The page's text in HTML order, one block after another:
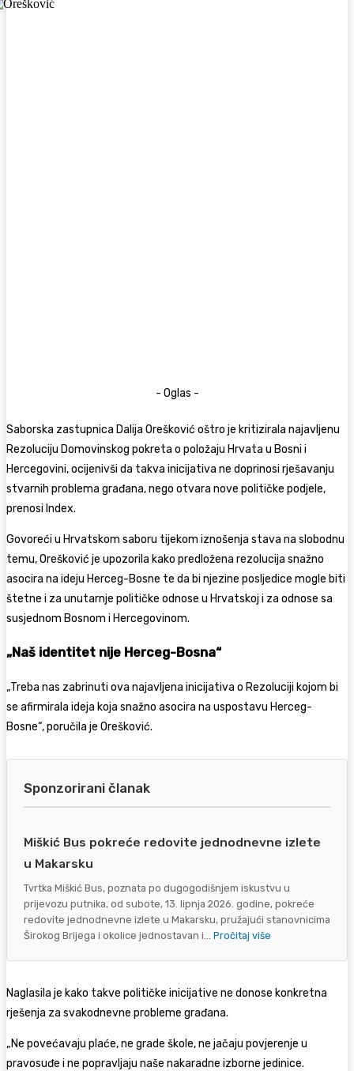
- Oglas -
Saborska zastupnica Dalija Orešković oštro je kritizirala najavljenu
Rezoluciju Domovinskog pokreta o položaju Hrvata u Bosni i
Hercegovini, ocijenivši da takva inicijativa ne doprinosi rješavanju
stvarnih problema građana, nego otvara nove političke podjele,
prenosi Index.
Govoreći u Hrvatskom saboru tijekom iznošenja stava na slobodnu
temu, Orešković je upozorila kako predložena rezolucija snažno
asocira na ideju Herceg-Bosne te da bi njezine posljedice mogle biti
štetne i za unutarnje političke odnose u Hrvatskoj i za odnose sa
susjednom Bosnom i Hercegovinom.
„Naš identitet nije Herceg-Bosna“
„Treba nas zabrinuti ova najavljena inicijativa o Rezoluciji kojom bi
se afirmirala ideja koja snažno asocira na uspostavu Herceg-
Bosne“, poručila je Orešković.
Sponzorirani članak
Miškić Bus pokreće redovite jednodnevne izlete
u Makarsku
Tvrtka Miškić Bus, poznata po dugogodišnjem iskustvu u
prijevozu putnika, od subote, 13. lipnja 2026. godine, pokreće
redovite jednodnevne izlete u Makarsku, pružajući stanovnicima
Širokog Brijega i okolice jednostavan i... Pročitaj više
Naglasila je kako takve političke inicijative ne donose konkretna
rješenja za svakodnevne probleme građana.
„Ne povećavaju plaće, ne grade škole, ne jačaju povjerenje u
pravosuđe i ne popravljaju naše nakaradne izborne jedinice.